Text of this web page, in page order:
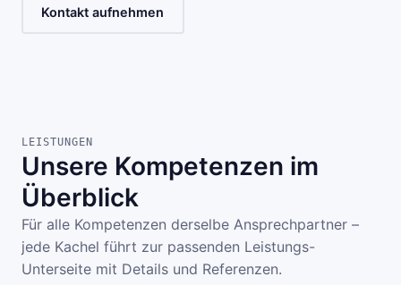
Kontakt aufnehmen
LEISTUNGEN
Unsere Kompetenzen im
Überblick
Für alle Kompetenzen derselbe Ansprechpartner –
jede Kachel führt zur passenden Leistungs-
Unterseite mit Details und Referenzen.